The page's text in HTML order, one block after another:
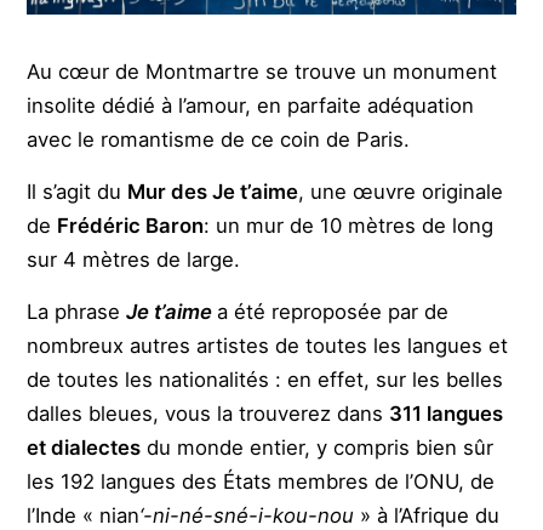
Au cœur de Montmartre se trouve un monument
insolite dédié à l’amour, en parfaite adéquation
avec le romantisme de ce coin de Paris.
Il s’agit du Mur des Je t’aime, une œuvre originale
de Frédéric Baron: un mur de 10 mètres de long
sur 4 mètres de large.
La phraseJe t’aimea été reproposée par de
nombreux autres artistes de toutes les langues et
de toutes les nationalités : en effet, sur les belles
dalles bleues, vous la trouverez dans 311 langues
et dialectes du monde entier, y compris bien sûr
les 192 langues des États membres de l’ONU, de
l’Inde « nian‘-ni-né-sné-i-kou-nou » à l’Afrique du